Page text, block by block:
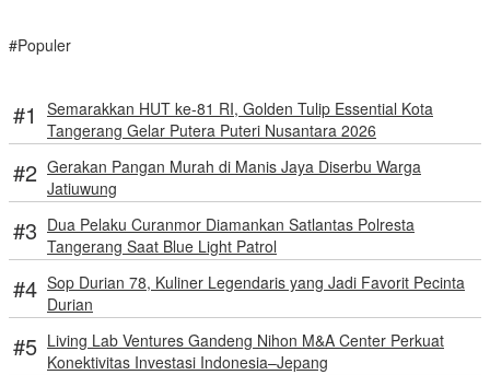
#Populer
Semarakkan HUT ke-81 RI, Golden Tulip Essential Kota
Tangerang Gelar Putera Puteri Nusantara 2026
Gerakan Pangan Murah di Manis Jaya Diserbu Warga
Jatiuwung
Dua Pelaku Curanmor Diamankan Satlantas Polresta
Tangerang Saat Blue Light Patrol
Sop Durian 78, Kuliner Legendaris yang Jadi Favorit Pecinta
Durian
Living Lab Ventures Gandeng Nihon M&A Center Perkuat
Konektivitas Investasi Indonesia–Jepang